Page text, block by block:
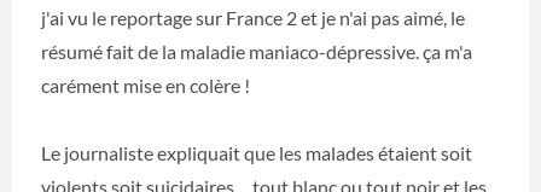
j'ai vu le reportage sur France 2 et je n'ai pas aimé, le
résumé fait de la maladie maniaco-dépressive. ça m'a
carément mise en colère !
Le journaliste expliquait que les malades étaient soit
violents soit suicidaires ....tout blanc ou tout noir et les